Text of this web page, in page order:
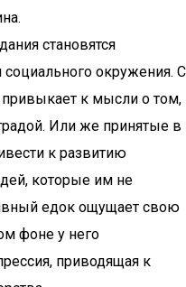
становятся
социального окружения. С
к мысли о том,
Или же принятые в
к развитию
которые им не
едок ощущает свою
фоне у него
приводящая к